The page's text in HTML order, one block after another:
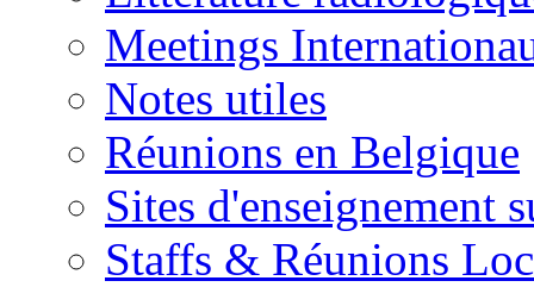
Meetings
Notes utiles
Réunions en Belgique
Sites d'enseignement
Staffs & Réunions